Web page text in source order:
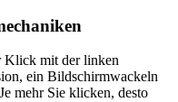
Klick mit der linken
ein Bildschirmwackeln
mehr Sie klicken, desto